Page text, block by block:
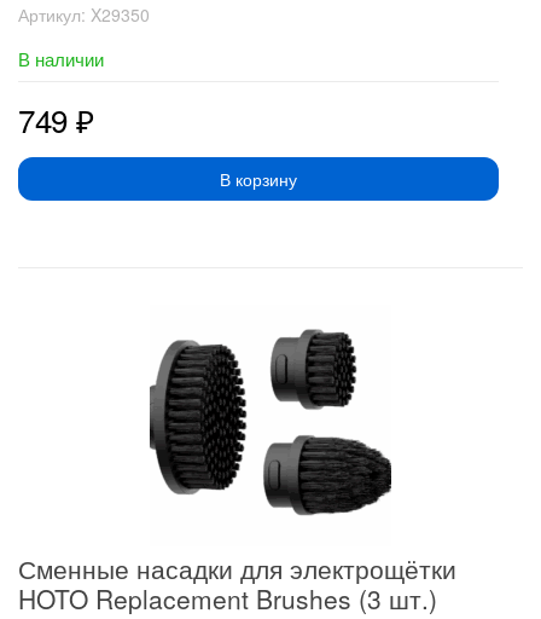
Артикул: X29350
В наличии
749₽
В корзину
Сменные насадки для электрощётки
HOTO Replacement Brushes (3 шт.)